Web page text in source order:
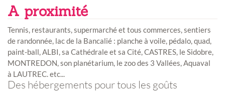
A proximité
Tennis, restaurants, supermarché et tous commerces, sentiers
de randonnée, lac de la Bancalié : planche à voile, pédalo, quad,
paint-ball, ALBI, sa Cathédrale et sa Cité, CASTRES, le Sidobre,
MONTREDON, son planétarium, le zoo des 3 Vallées, Aquaval
à LAUTREC. etc...
Des hébergements pour tous les goûts